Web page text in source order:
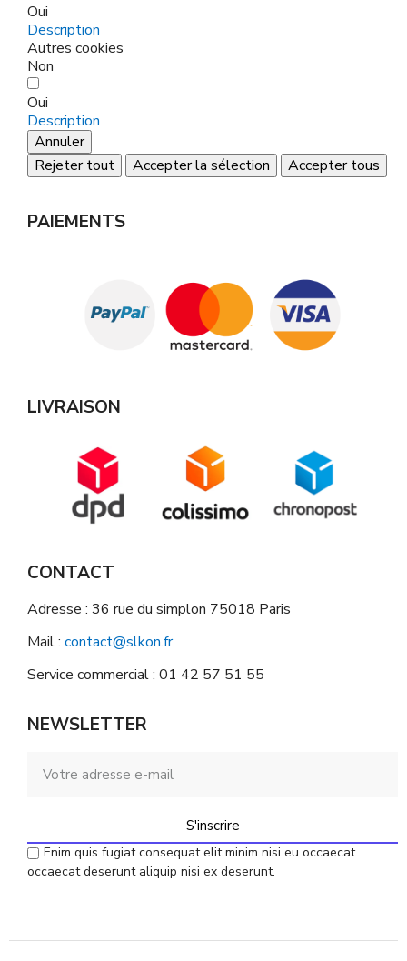
Oui
Description
Autres cookies
Non
Oui
Description
Annuler
Rejeter tout
Accepter la sélection Accepter tous
PAIEMENTS
LIVRAISON
CONTACT
Adresse : 36 rue du simplon 75018 Paris
Mail : contact@slkon.fr
Service commercial : 01 42 57 51 55
NEWSLETTER
S'inscrire
Enim quis fugiat consequat elit minim nisi eu occaecat
occaecat deserunt aliquip nisi ex deserunt.